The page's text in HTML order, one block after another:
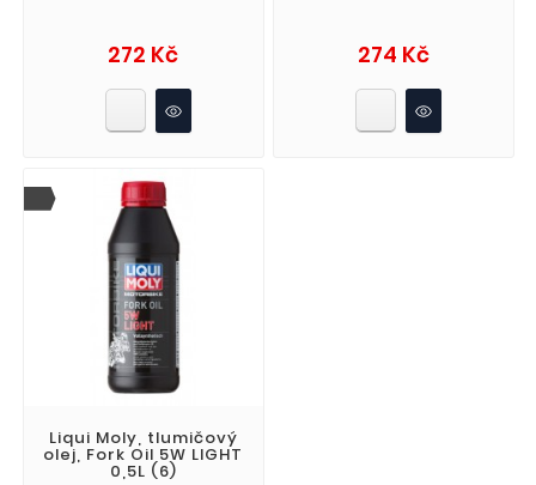
272 KčCena 274 KčCena
Liqui Moly, tlumičový
olej, Fork Oil 5W LIGHT
0,5L (6)